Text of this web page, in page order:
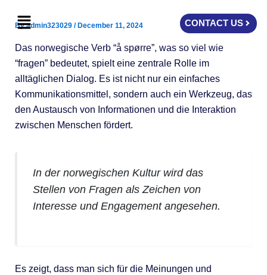
Menu CONTACT US
Byadmin323029 /December 11, 2024
Das norwegische Verb “å spørre”, was so viel wie
“fragen” bedeutet, spielt eine zentrale Rolle im
alltäglichen Dialog. Es ist nicht nur ein einfaches
Kommunikationsmittel, sondern auch ein Werkzeug, das
den Austausch von Informationen und die Interaktion
zwischen Menschen fördert.
In der norwegischen Kultur wird das
Stellen von Fragen als Zeichen von
Interesse und Engagement angesehen.
Es zeigt, dass man sich für die Meinungen und